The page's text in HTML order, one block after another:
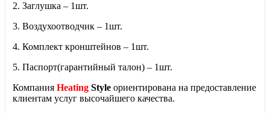
2. Заглушка – 1шт.
3. Воздухоотводчик – 1шт.
4. Комплект кронштейнов – 1шт.
5. Паспорт(гарантийный талон) – 1шт.
Компания Heating Style ориентирована на предоставление
клиентам услуг высочайшего качества.